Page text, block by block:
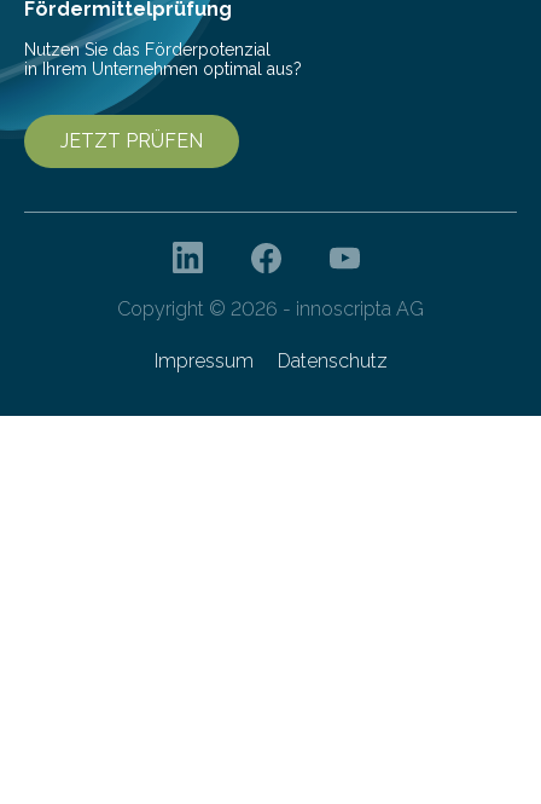
Fördermittelprüfung
Nutzen Sie das Förderpotenzial
in Ihrem Unternehmen optimal aus?
JETZT PRÜFEN
Copyright © 2026 - innoscripta AG
Impressum Datenschutz